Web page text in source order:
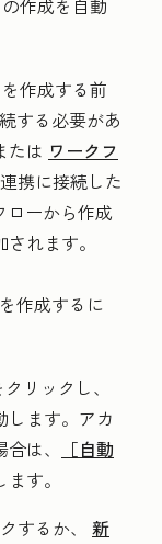
作成を自動
作成する前
する必要があ
たは ワークフ
携に接続した
ローから作成
れます。
作成するに
リックし、
します。アカ
は、
［自動
す。
するか、 新